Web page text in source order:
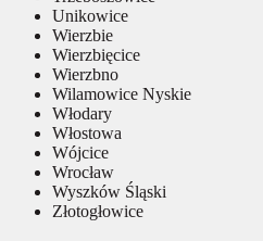
Unikowice
Wierzbie
Wierzbięcice
Wierzbno
Wilamowice Nyskie
Włodary
Włostowa
Wójcice
Wrocław
Wyszków Śląski
Złotogłowice